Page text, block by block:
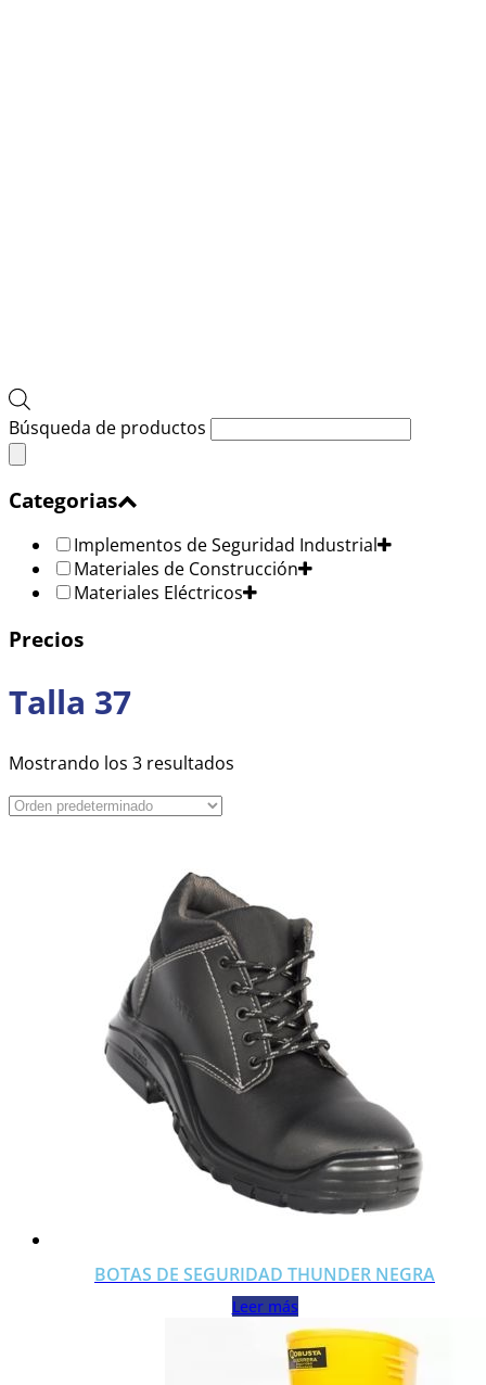
Búsqueda de productos
Categorias
Implementos de Seguridad Industrial
Materiales de Construcción
Materiales Eléctricos
Precios
Talla 37
Mostrando los 3 resultados
BOTAS DE SEGURIDAD THUNDER NEGRA
Leer más